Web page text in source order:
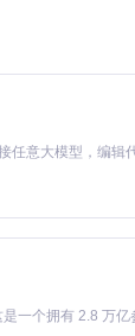
间>60GB）